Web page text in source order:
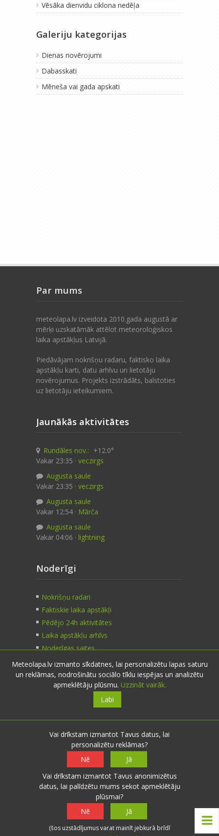
Vēsāka dienvidu ciklona nedēļa
Galeriju kategorijas
Dienas novērojumi
Dabasskati
Mēneša vai gada apskati
Par mums
meteolapa.lv izveidota 2010.gada augustā ar
mērķi uzskatāmāk attēlot meteoroloģiskos
laika apstākļus Latvijā.
Piedāvājam nokrišņu radaru, faktisko laika
apstākļu karti, datu arhīvu un lietotāju
novērojumus. Projekts izstrādāts, balstoties
uz lietotāju ieteikumiem.
Jaunākās aktivitātes
Rundāles nov.: +12.0°
Vakar 23:35 · veczirgs
Augusta saule
Vakar 23:35 · veczirgs
Augusta saule
Vakar 12:54 · Mārča
Augusta saule
Vakar 04:06 · lightning
Noderīgi
Nokrišņu radari
Faktiskie laika apstākļi
Pēdējo 24h aktivitātes
Laika apstākļu arhīvs
Noderīgas saites
Kontakti
nosūti ziņu
Seko mums
© 2026 meteolapa.lv. v2
Raksti· Galerijas· Radars·
laika apstākļi· Sazināties· Privātuma politika
Meteolapa.lv izmanto sīkdatnes, lai personalizētu lapas saturu
un reklāmas, nodrošinātu sociālo tīklu iespējas un analizētu
apmeklētāju plūsmu. Uzzināt vairāk.
Labi
Vai drīkstam izmantot Tavus datus, lai
personalizētu reklāmas?
Nē
Jā
Vai drīkstam izmantot Tavus anonimizētus
datus, lai palīdzētu mums sekot apmeklētāju
plūsmai?
Nē
Jā
(šos uzstādījumus varat mainīt jebkurā brīdī